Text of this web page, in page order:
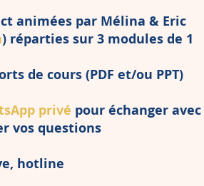
animées par Mélina & Eric
) réparties sur 3 modules de 1
de cours (PDF et/ou PPT)
privé pour échanger avec
vos questions
hotline